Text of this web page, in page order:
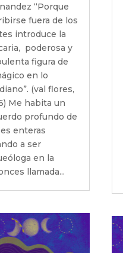
“Porque
fuera de los
introduce la
poderosa y
figura de
en lo
(val flores,
Me habita un
profundo de
enteras
a ser
en la
llamada...